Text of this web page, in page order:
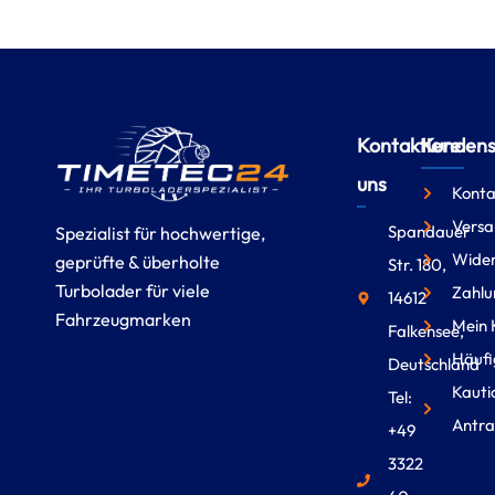
Spezialist für hochwertige,
geprüfte & überholte
Turbolader für viele
Fahrzeugmarken
Kontaktiere
uns
Spandauer
Str. 180,
14612
Falkensee,
Deutschland
Tel:
+49
3322
Mein